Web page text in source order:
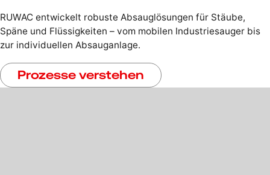
RUWAC entwickelt robuste Absauglösungen für Stäube,
Späne und Flüssigkeiten – vom mobilen Industriesauger bis
zur individuellen Absauganlage.
Prozesse verstehen